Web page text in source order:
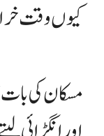
کیوں وقت
مسکان کی